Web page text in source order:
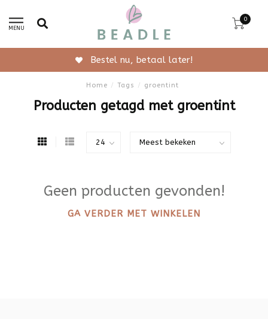
MENU
0
Bestel nu, betaal later!
Home / Tags / groentint
Producten getagd met groentint
Geen producten gevonden!
GA VERDER MET WINKELEN